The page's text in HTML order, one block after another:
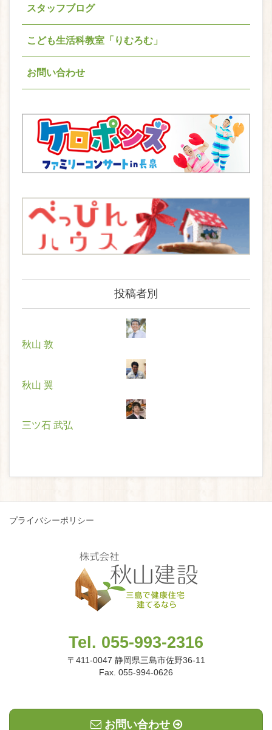
スタッフブログ
こども生活科教室「りむろむ」
お問い合わせ
投稿者別
秋山 敦
秋山 翼
三ツ石 武弘
プライバシーポリシー
Tel. 055-993-2316
〒411-0047 静岡県三島市佐野36-11
Fax. 055-994-0626
お問い合わせ